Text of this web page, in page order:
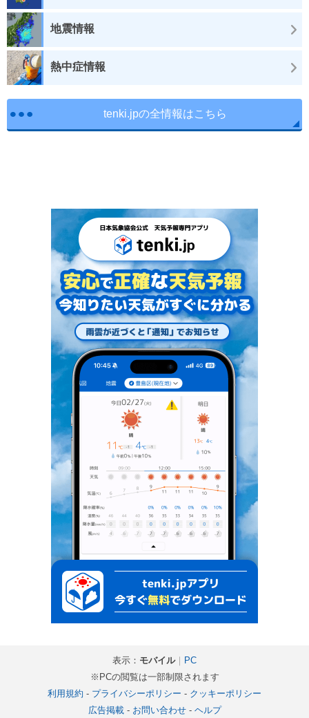
地震情報
熱中症情報
tenki.jpの全情報はこちら
表示： モバイル｜ PC
※PCの閲覧は一部制限されます
利用規約 - プライバシーポリシー - クッキーポリシー
広告掲載- お問い合わせ- ヘルプ